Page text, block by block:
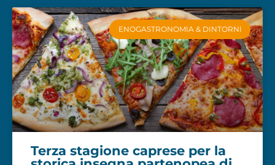
ENOGASTRONOMIA & DINTORNI
Terza stagione caprese per la